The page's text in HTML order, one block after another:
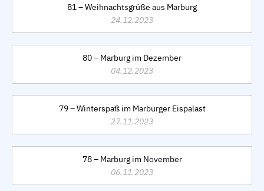
81 – Weihnachtsgrüße aus Marburg
24.12.2023
80 – Marburg im Dezember
04.12.2023
79 – Winterspaß im Marburger Eispalast
27.11.2023
78 – Marburg im November
06.11.2023